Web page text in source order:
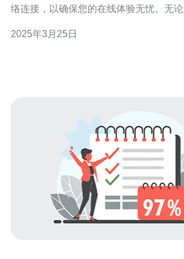
络连接，以确保您的在线体验无忧。无
采用先进的技术，经过严格的测试和维护
2025年3月25日